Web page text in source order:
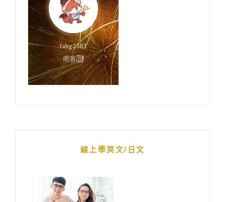
線上學英文/日文